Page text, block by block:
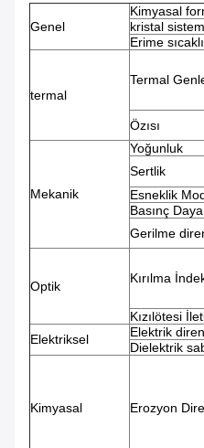
Genel
Kimyasal
kristal sistem
Erime
termal
Termal
Özısı
Mekanik
Yoğunluk
Sertlik
Esneklik
Basınç
Gerilme
Optik
Kırılma
Kızılötesi
Elektriksel
Elektrik
Dielektrik
Kimyasal Erozyon